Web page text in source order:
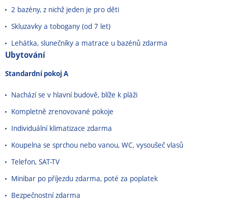
2 bazény, z nichž jeden je pro děti
Skluzavky a tobogany (od 7 let)
Lehátka, slunečníky a matrace u bazénů zdarma
Ubytování
Standardní pokoj A
Nachází se v hlavní budově, blíže k pláži
Kompletně zrenovované pokoje
Individuální klimatizace zdarma
Koupelna se sprchou nebo vanou, WC, vysoušeč vlasů
Telefon, SAT-TV
Minibar po příjezdu zdarma, poté za poplatek
Bezpečnostní zdarma